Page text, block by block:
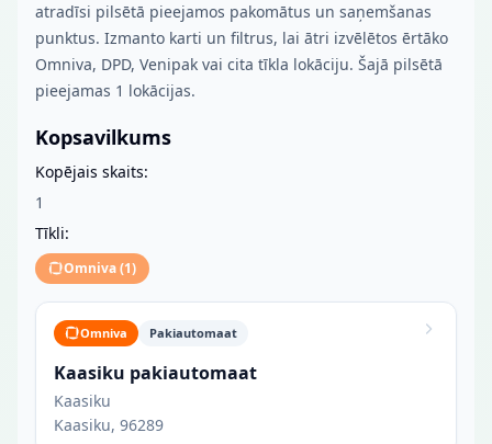
atradīsi pilsētā pieejamos pakomātus un saņemšanas
punktus. Izmanto karti un filtrus, lai ātri izvēlētos ērtāko
Omniva, DPD, Venipak vai cita tīkla lokāciju. Šajā pilsētā
pieejamas 1 lokācijas.
Kopsavilkums
Kopējais skaits:
1
Tīkli:
Omniva(1)
Omniva Pakiautomaat
Kaasiku pakiautomaat
Kaasiku
Kaasiku, 96289